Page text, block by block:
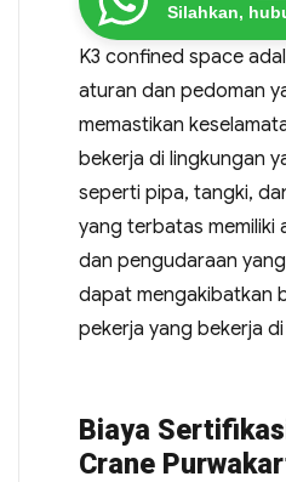
Silahkan,
K3 confined space
aturan dan pedoman
memastikan
bekerja di lingkungan
seperti pipa, tangki,
yang terbatas memiliki
dan pengudaraan
dapat mengakibatkan
pekerja yang bekerja
Biaya
Crane